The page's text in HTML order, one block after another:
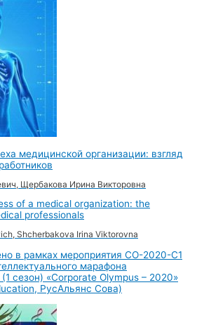
медицинской организации: взгляд
Щербакова Ирина Викторовна
of a medical organization: the
professionals
Shcherbakova Irina Viktorovna
в рамках мероприятия CO-2020-С1
марафона
сезон) «Corporate Olympus – 2020»
РусАльянс Сова)